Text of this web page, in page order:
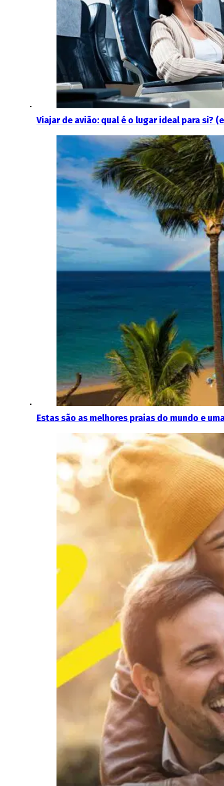
Viajar de avião: qual é o lugar ideal para si?
Estas são as melhores praias do mundo e